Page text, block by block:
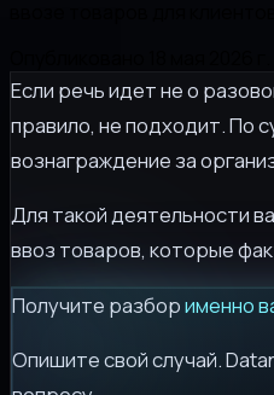
Если речь идет не о
правило, не подходит. По
вознаграждение за
Для такой деятельности
ввоз товаров, которые
Получите разборименно
Опишите свой случай.